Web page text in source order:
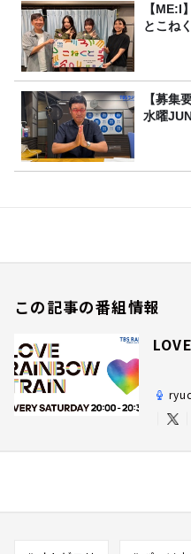
【ME:I
とこね
【募集
水曜
この記事の番組情報